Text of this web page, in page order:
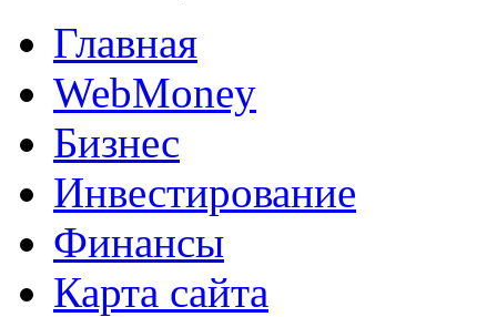
Главная
WebMoney
Бизнес
Инвестирование
Финансы
Карта сайта